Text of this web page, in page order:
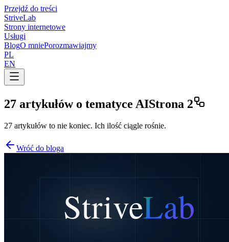
Przejdź do treści
StriveLab
Strony internetowe
Usługi
BlogO mniePorozmawiajmy
PL
EN
27 artykułów o tematyce AIStrona 2
27 artykułów to nie koniec. Ich ilość ciągle rośnie.
Wróć do bloga